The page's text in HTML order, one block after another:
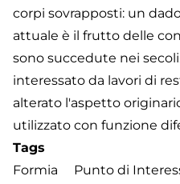
corpi sovrapposti: un
attuale è il frutto delle
sono succedute nei
interessato da lavori di
alterato l'aspetto
utilizzato con funzione
Tags
Formia
Punto di